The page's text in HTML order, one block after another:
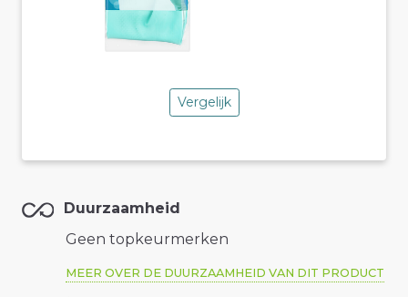
Vergelijk
Duurzaamheid
Geen topkeurmerken
MEER OVER DE DUURZAAMHEID VAN DIT PRODUCT